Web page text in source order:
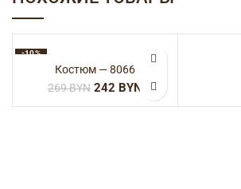
-10%
Костюм — 8066
269BYN 242 BYN